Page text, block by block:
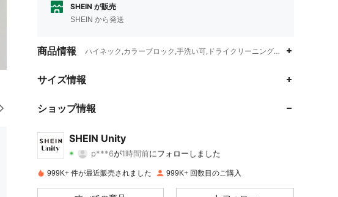
SHEIN が販売
SHEIN から発送
商品情報 ハイネック,カラーブロック,手洗い可,ドライクリーニング不可
サイズ情報
ショップ情報
SHEIN Unity
p***6が1時間前
g***1が閲覧中
999K+ 件が最近販売されました 999K+ 回数目のご購入